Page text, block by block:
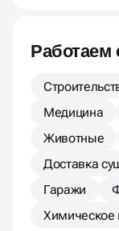
Медицина
Животные
Доставка
Гаражи
Химическое